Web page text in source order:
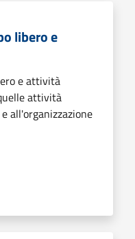
libero e
e attività
attività
all'organizzazione